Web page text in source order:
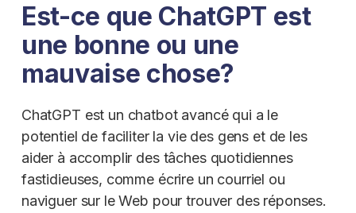
Est-ce que ChatGPT est
une bonne ou une
mauvaise chose?
ChatGPT est un chatbot avancé qui a le
potentiel de faciliter la vie des gens et de les
aider à accomplir des tâches quotidiennes
fastidieuses, comme écrire un courriel ou
naviguer sur le Web pour trouver des réponses.